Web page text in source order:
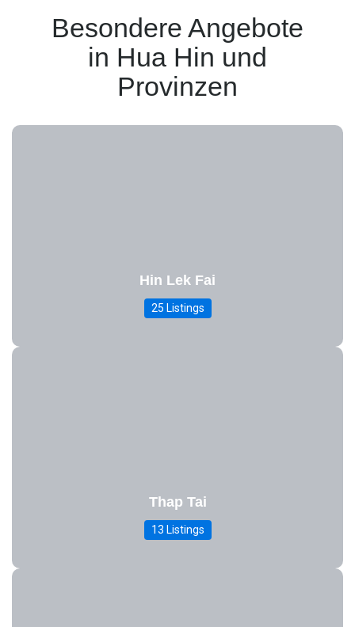
Besondere Angebote
in Hua Hin und
Provinzen
Hin Lek Fai
25 Listings
Thap Tai
13 Listings